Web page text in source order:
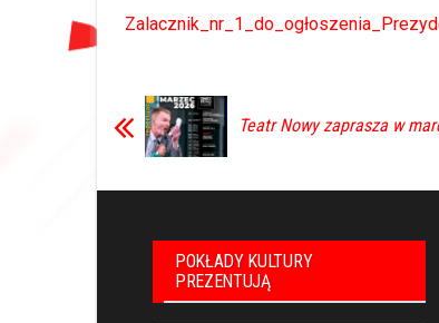
Teatr Nowy zaprasza w
POKŁADY KULTURY
PREZENTUJĄ